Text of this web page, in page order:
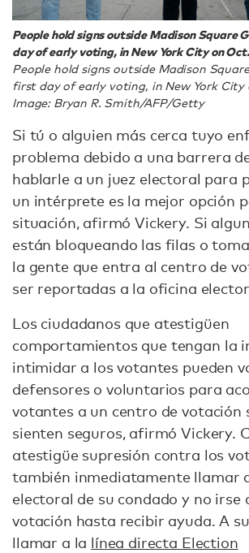
People hold signs outside Madison Square
day of early voting, in New York City on
People hold signs outside Madison
first day of early voting, in New York City
Image: Bryan R. Smith/AFP/Getty
Si tú o alguien más cerca tuyo
problema debido a una barrera
hablarle a un juez electoral para
un intérprete es la mejor opción
situación, afirmó Vickery. Si
están bloqueando las filas o
la gente que entra al centro de
ser reportadas a la oficina
Los ciudadanos que atestigüen
comportamientos que tengan la
intimidar a los votantes pueden
defensores o voluntarios para
votantes a un centro de votación
sienten seguros, afirmó Vickery.
atestigüe supresión contra los
también inmediatamente llamar
electoral de su condado y no irse
votación hasta recibir ayuda. A
llamar a la línea directa Election